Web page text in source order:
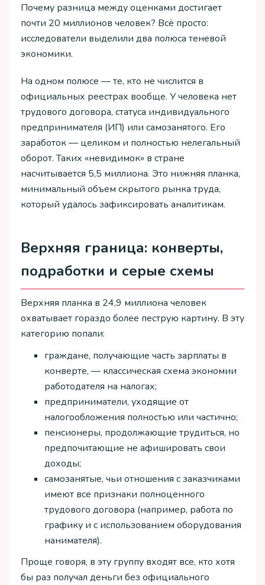
Почему разница между оценками достигает
почти 20 миллионов человек? Всё просто:
исследователи выделили два полюса теневой
экономики.
На одном полюсе — те, кто не числится в
официальных реестрах вообще. У человека нет
трудового договора, статуса индивидуального
предпринимателя (ИП) или самозанятого. Его
заработок — целиком и полностью нелегальный
оборот. Таких «невидимок» в стране
насчитывается 5,5 миллиона. Это нижняя планка,
минимальный объем скрытого рынка труда,
который удалось зафиксировать аналитикам.
Верхняя граница: конверты,
подработки и серые схемы
Верхняя планка в 24,9 миллиона человек
охватывает гораздо более пеструю картину. В эту
категорию попали:
граждане, получающие часть зарплаты в
конверте, — классическая схема экономии
работодателя на налогах;
предприниматели, уходящие от
налогообложения полностью или частично;
пенсионеры, продолжающие трудиться, но
предпочитающие не афишировать свои
доходы;
самозанятые, чьи отношения с заказчиками
имеют все признаки полноценного
трудового договора (например, работа по
графику и с использованием оборудования
нанимателя).
Проще говоря, в эту группу входят все, кто хотя
бы раз получал деньги без официального